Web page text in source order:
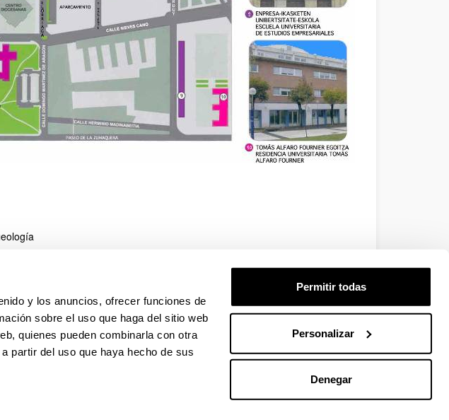
y los anuncios, ofrecer funciones de
sobre el uso que haga del sitio web
quienes pueden combinarla con otra
partir del uso que haya hecho de sus
Permitir todas
Personalizar
Denegar